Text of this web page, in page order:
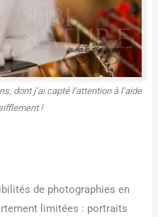
dont j’ai capté l’attention à l’aide
!
de photographies en
limitées : portraits